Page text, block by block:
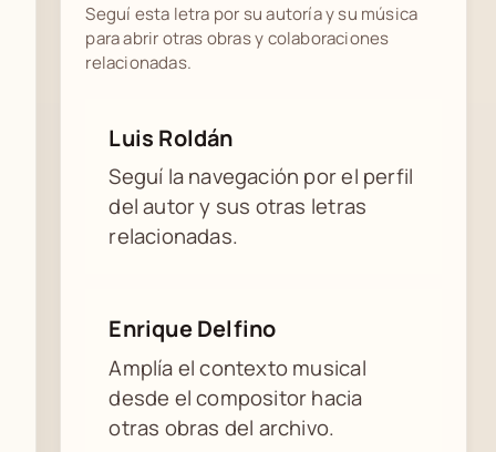
Seguí esta letra por su autoría y su música
para abrir otras obras y colaboraciones
relacionadas.
Luis Roldán
Seguí la navegación por el perfil
del autor y sus otras letras
relacionadas.
Enrique Delfino
Amplía el contexto musical
desde el compositor hacia
otras obras del archivo.